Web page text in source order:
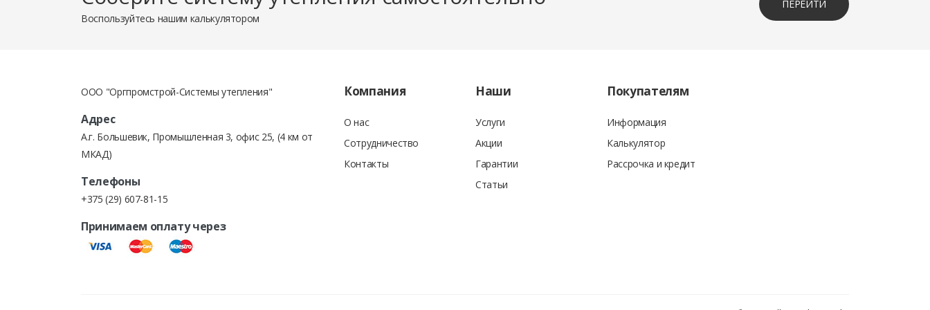
Счет на товары может быть выставлен как юридическому, так и физическому лицу.
При оплате товаров наличными деньгами или пластиковыми карточками, покупателю выдаётся кассовый чек, с указанием суммы покупки. Вместе с кассовым чеком также
выдается товарный чек, в котором подробно расписаны все позиции заказа:
Воспользуйтесь нашим калькулятором
ПЕРЕЙТИ
ООО "Оргпромстрой-Системы утепления"
Адрес
А.г. Большевик, Промышленная 3, офис 25, (4 км от
МКАД)
Телефоны
+375 (29) 607-81-15
Принимаем оплату через
Компания
О нас
Сотрудничество
Контакты
Наши
Услуги
Акции
Гарантии
Статьи
Покупателям
Информация
Калькулятор
Рассрочка и кредит